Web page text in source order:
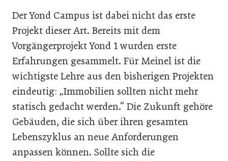
Der Yond Campus ist dabei nicht das erste
Projekt dieser Art. Bereits mit dem
Vorgängerprojekt Yond 1 wurden erste
Erfahrungen gesammelt. Für Meinel ist die
wichtigste Lehre aus den bisherigen Projekten
eindeutig: „Immobilien sollten nicht mehr
statisch gedacht werden.“ Die Zukunft gehöre
Gebäuden, die sich über ihren gesamten
Lebenszyklus an neue Anforderungen
anpassen können. Sollte sich die